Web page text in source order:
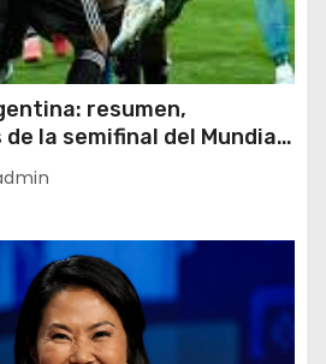
resumen,
la semifinal del Mundial